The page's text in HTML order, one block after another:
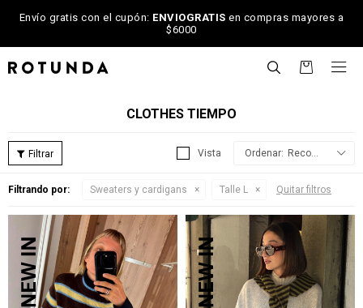
Envío gratis con el cupón: ENVIOGRATIS en compras mayores a
$6000

CLOTHES TIEMPO
Recomendados
Filtrando por: Sweaters y cardigans Talle L Quitar filtros